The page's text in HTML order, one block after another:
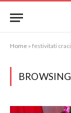
Home » festivitati